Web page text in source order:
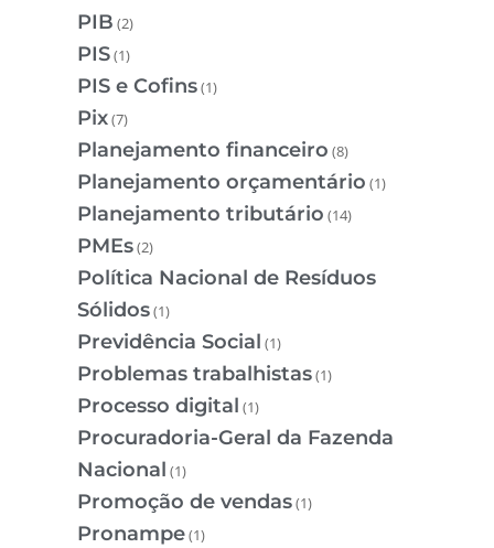
PIB (2)
PIS(1)
PIS e Cofins(1)
Pix(7)
Planejamento financeiro (8)
Planejamento orçamentário (1)
Planejamento tributário (14)
PMEs(2)
Política Nacional de Resíduos
Sólidos(1)
Previdência Social (1)
Problemas trabalhistas(1)
Processo digital (1)
Procuradoria-Geral da Fazenda
Nacional (1)
Promoção de vendas(1)
Pronampe(1)